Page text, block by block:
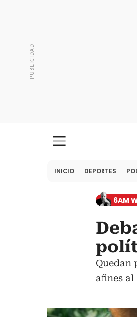
INICIO DEPORTES
6AM
Quedan
afines al